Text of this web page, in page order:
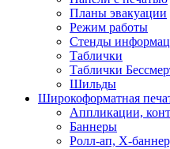
Планы эвакуации
Режим работы
Стенды
Таблички
Таблички
Шильды
Широкоформатная
Аппликации,
Баннеры
Ролл-ап, X-